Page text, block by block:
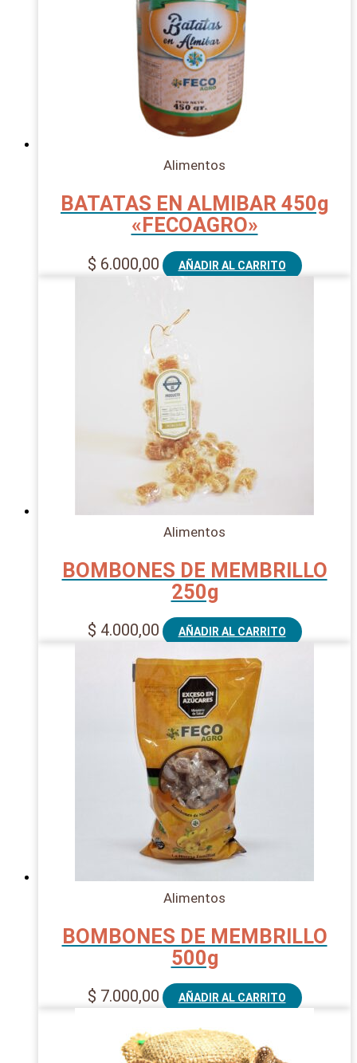
Alimentos
BATATAS EN ALMIBAR 450g
«FECOAGRO»
$ 6.000,00 AÑADIR AL CARRITO
Alimentos
BOMBONES DE MEMBRILLO
250g
$ 4.000,00 AÑADIR AL CARRITO
Alimentos
BOMBONES DE MEMBRILLO
500g
$ 7.000,00 AÑADIR AL CARRITO